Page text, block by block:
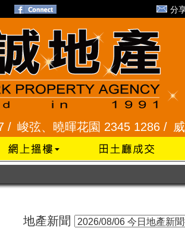
分
峻弦、曉暉花園 2345 1286 /威豪
地產新聞